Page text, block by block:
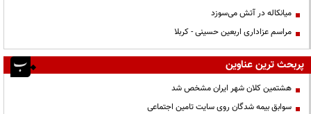
میانکاله در آتش می‌سوزد
مراسم عزاداری اربعین حسینی - کربلا
پربحث ترین عناوین
هشتمین کلان شهر ایران مشخص شد
سوابق بیمه شدگان روی سایت تامین اجتماعی